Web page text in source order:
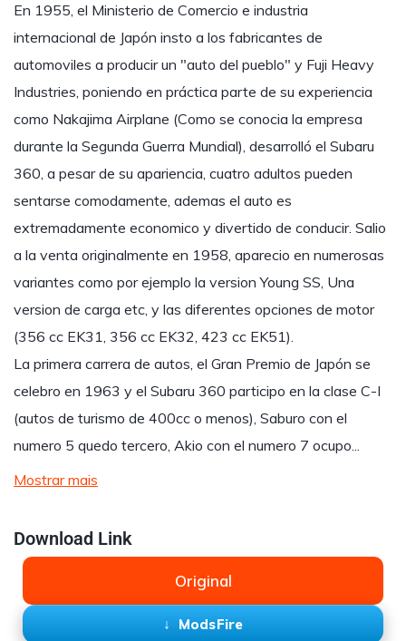
En 1955, el Ministerio de Comercio e industria
internacional de Japón insto a los fabricantes de
automoviles a producir un "auto del pueblo" y Fuji Heavy
Industries, poniendo en práctica parte de su experiencia
como Nakajima Airplane (Como se conocia la empresa
durante la Segunda Guerra Mundial), desarrolló el Subaru
360, a pesar de su apariencia, cuatro adultos pueden
sentarse comodamente, ademas el auto es
extremadamente economico y divertido de conducir. Salio
a la venta originalmente en 1958, aparecio en numerosas
variantes como por ejemplo la version Young SS, Una
version de carga etc, y las diferentes opciones de motor
(356 cc EK31, 356 cc EK32, 423 cc EK51).
La primera carrera de autos, el Gran Premio de Japón se
celebro en 1963 y el Subaru 360 participo en la clase C-I
(autos de turismo de 400cc o menos), Saburo con el
numero 5 quedo tercero, Akio con el numero 7 ocupo...
Mostrar mais
Download Link
Original
ModsFire